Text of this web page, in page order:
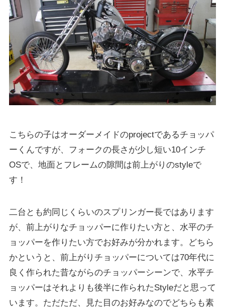
こちらの子はオーダーメイドのprojectであるチョッパ
ーくんですが、フォークの長さが少し短い10インチ
OSで、地面とフレームの隙間は前上がりのstyleで
す！
二台とも約同じくらいのスプリンガー長ではあります
が、前上がりなチョッパーに作りたい方と、水平のチ
ョッパーを作りたい方でお好みが分かれます。どちら
かというと、前上がりチョッパーについては70年代に
良く作られた昔ながらのチョッパーシーンで、水平チ
ョッパーはそれよりも後半に作られたStyleだと思って
います。ただただ、見た目のお好みなのでどちらも素